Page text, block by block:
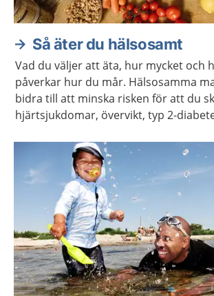
Så äter du hälsosamt
Vad du väljer att äta, hur mycket och
påverkar hur du mår. Hälsosamma
bidra till att minska risken för att du
hjärtsjukdomar, övervikt, typ 2-
hållet i ett enda steg. Kom ihåg att
förändring kan göra stor skillnad.